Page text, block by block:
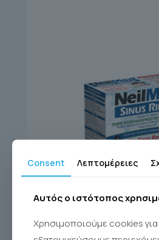
SINUS RINSE
Consent Λεπτομέρειες
Αυτός ο ιστότοπος
Χρησιμοποιούμε cookies για